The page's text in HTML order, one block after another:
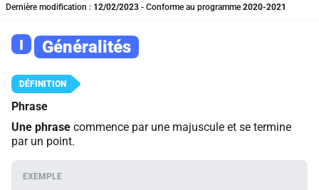
Dernière modification : 12/02/2023 - Conforme au programme 2020-2021
I Généralités
Phrase
Une phrase commence par une majuscule et se termine
par un point.